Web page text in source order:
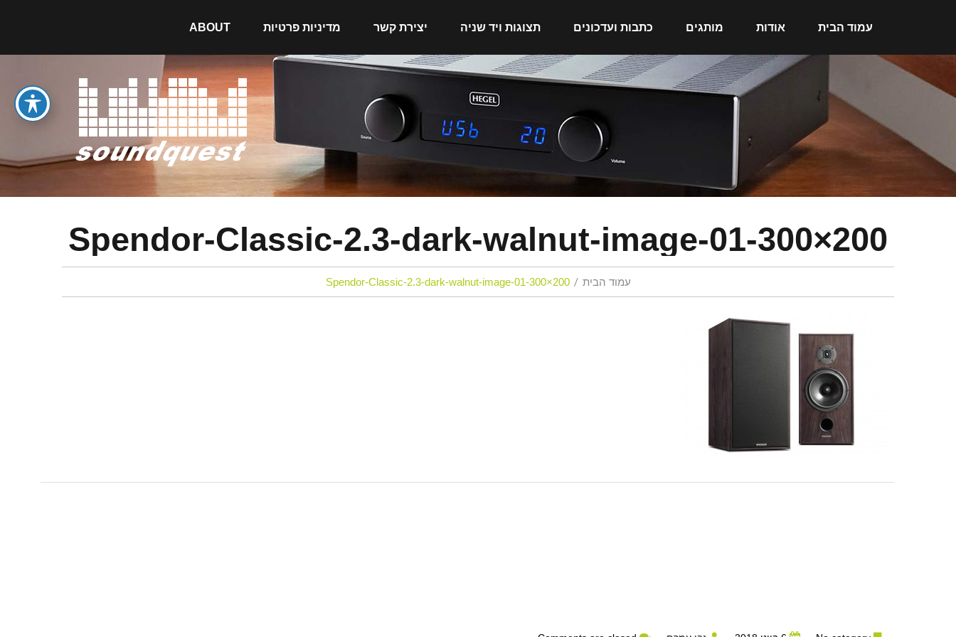
עמוד הבית אודות מותגים כתבות ועדכונים תצוגות ויד שניה יצירת קשר מדיניות פרטיות ABOUT
Spendor-Classic-2.3-dark-walnut-image-01-300×200
עמוד הבית Spendor-Classic-2.3-dark-walnut-image-01-300×200